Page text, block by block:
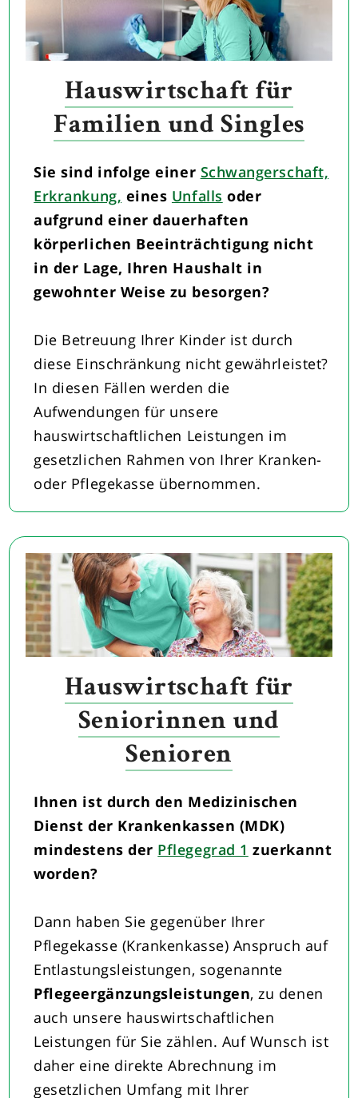
Hauswirtschaft für
Familien und Singles
Sie sind infolge einer Schwangerschaft,
Erkrankung, eines Unfalls oder
aufgrund einer dauerhaften
körperlichen Beeinträchtigung nicht
in der Lage, Ihren Haushalt in
gewohnter Weise zu besorgen?
Die Betreuung Ihrer Kinder ist durch
diese Einschränkung nicht gewährleistet?
In diesen Fällen werden die
Aufwendungen für unsere
hauswirtschaftlichen Leistungen im
gesetzlichen Rahmen von Ihrer Kranken-
oder Pflegekasse übernommen.
Hauswirtschaft für
Seniorinnen und
Senioren
Ihnen ist durch den Medizinischen
Dienst der Krankenkassen (MDK)
mindestens der Pflegegrad 1 zuerkannt
worden?
Dann haben Sie gegenüber Ihrer
Pflegekasse (Krankenkasse) Anspruch auf
Entlastungsleistungen, sogenannte
Pflegeergänzungsleistungen, zu denen
auch unsere hauswirtschaftlichen
Leistungen für Sie zählen. Auf Wunsch ist
daher eine direkte Abrechnung im
gesetzlichen Umfang mit Ihrer